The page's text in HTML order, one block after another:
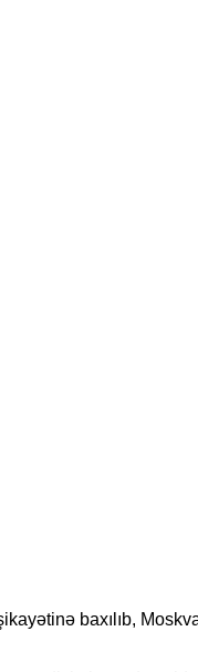
baxılıb,